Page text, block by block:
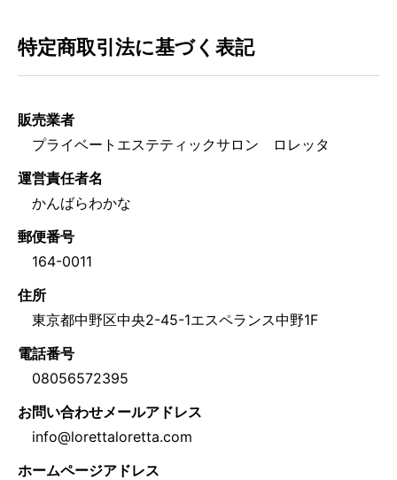
特定商取引法に基づく表記
販売業者
プライベートエステティックサロン ロレッタ
運営責任者名
かんばらわかな
郵便番号
164-0011
住所
東京都中野区中央2-45-1エスペランス中野1F
電話番号
08056572395
お問い合わせメールアドレス
info@lorettaloretta.com
ホームページアドレス